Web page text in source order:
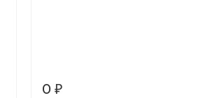
0 ₽